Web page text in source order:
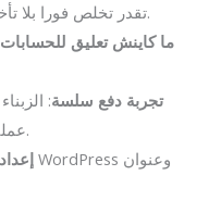
: تقدر تخلص فورا بلا تأخيرات.
ما كاينش تعليق للحسابات
تجربة دفع سلسة:
عملية الدفع، بلا ما يتنقلو من موقع لموقع.